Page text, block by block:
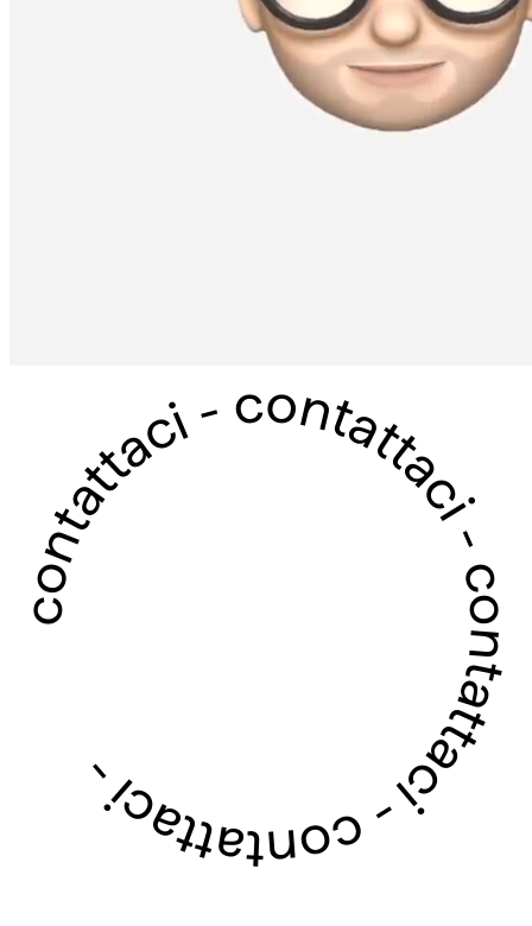
contattaci - contattaci - contattaci - contattaci -